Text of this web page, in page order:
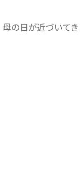
の日が近づいてき